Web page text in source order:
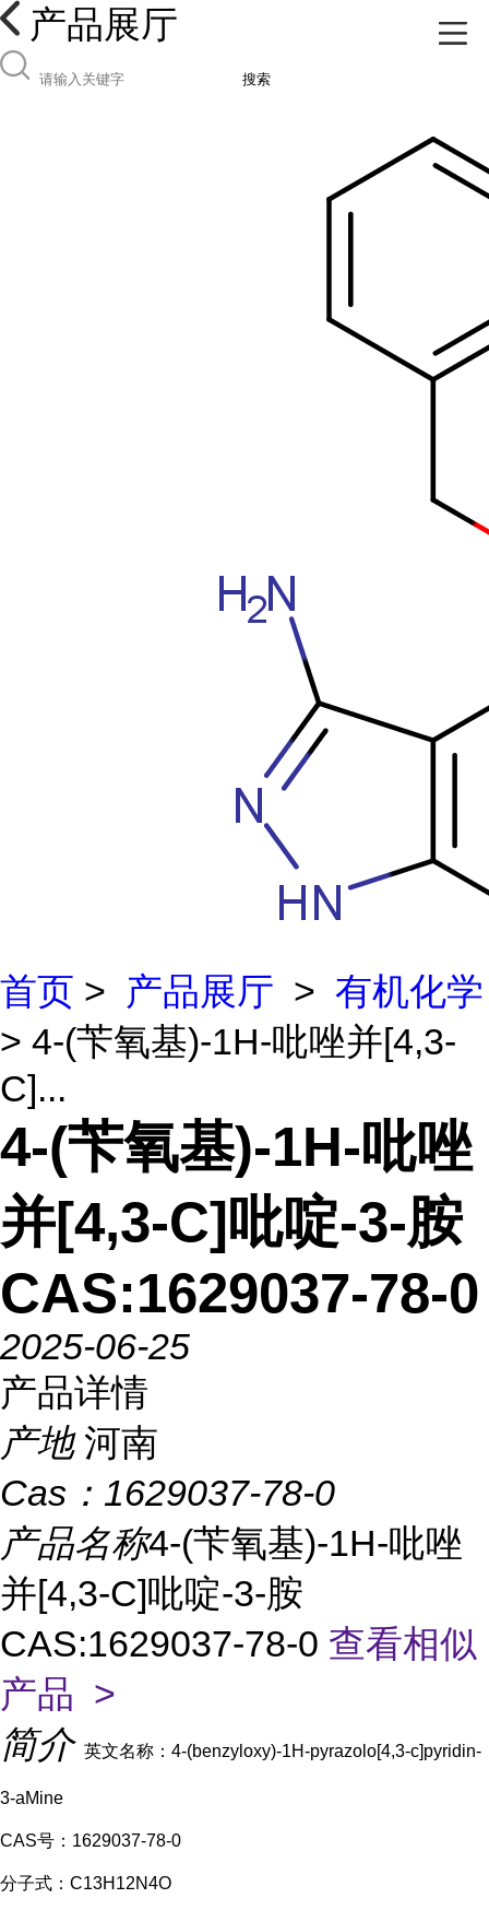
产品展厅
搜索
首页 > 产品展厅 > 有机化学
> 4-(苄氧基)-1H-吡唑并[4,3-
C]...
4-(苄氧基)-1H-吡唑
并[4,3-C]吡啶-3-胺
CAS:1629037-78-0
2025-06-25
产品详情
产地 河南
Cas： 1629037-78-0
产品名称4-(苄氧基)-1H-吡唑
并[4,3-C]吡啶-3-胺
CAS:1629037-78-0 查看相似
产品 >
简介 英文名称：4-(benzyloxy)-1H-pyrazolo[4,3-c]pyridin-
3-aMine
CAS号：1629037-78-0
分子式：C13H12N4O